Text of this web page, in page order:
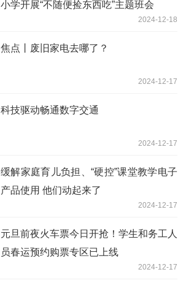
小学开展“不随便捡东西吃”主题班会
2024-12-18
焦点丨废旧家电去哪了？
2024-12-17
科技驱动畅通数字交通
2024-12-17
缓解家庭育儿负担、“硬控”课堂教学电子
产品使用 他们动起来了
2024-12-17
元旦前夜火车票今日开抢！学生和务工人
员春运预约购票专区已上线
2024-12-17